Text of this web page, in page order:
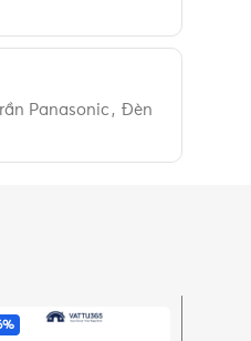
Panasonic , Đèn